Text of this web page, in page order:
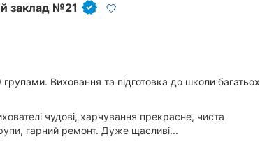
заклад №21
Виховання та підготовка до школи багатьох
чудові, харчування прекрасне, чиста
гарний ремонт. Дуже щасливі...